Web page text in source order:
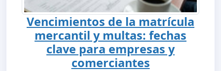
Vencimientos de la matrícula
mercantil y multas: fechas
clave para empresas y
comerciantes